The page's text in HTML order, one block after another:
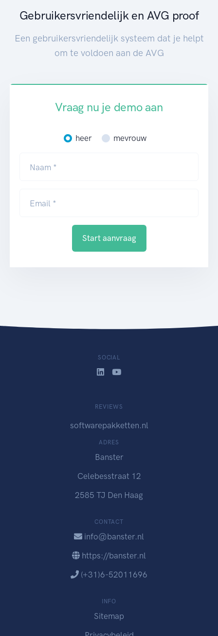
Gebruikersvriendelijk en AVG proof
Een gebruikersvriendelijk systeem dat je helpt
om te voldoen aan de AVG
Vraag nu je demo aan
heer mevrouw
Naam *
Email *
Start aanvraag
SOCIAL
REVIEWS
softwarepakketten.nl
ADRES
Banster
Celebesstraat 12
2585 TJ Den Haag
CONTACT
info@banster.nl
https://banster.nl
(+31)6-52011696
INFO
Sitemap